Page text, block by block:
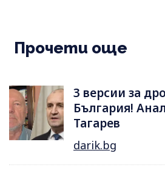
Прочети още
3 версии за
България!
Тагарев
darik.bg